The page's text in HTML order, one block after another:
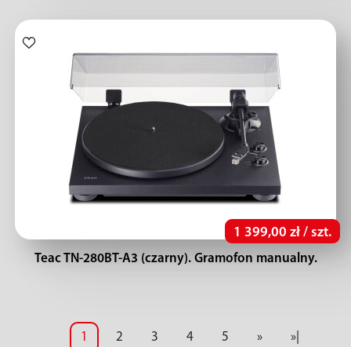
1 399,00 zł / szt.
Teac TN-280BT-A3 (czarny). Gramofon manualny.
1 2 3 4 5 » »|